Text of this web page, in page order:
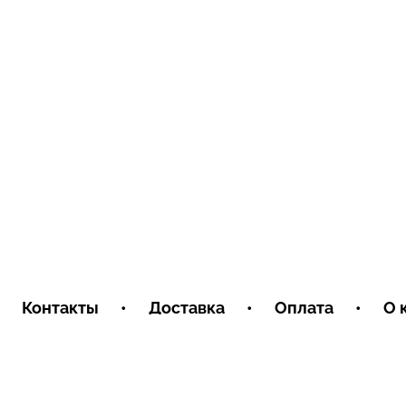
Контакты • Доставка • Оплата • О